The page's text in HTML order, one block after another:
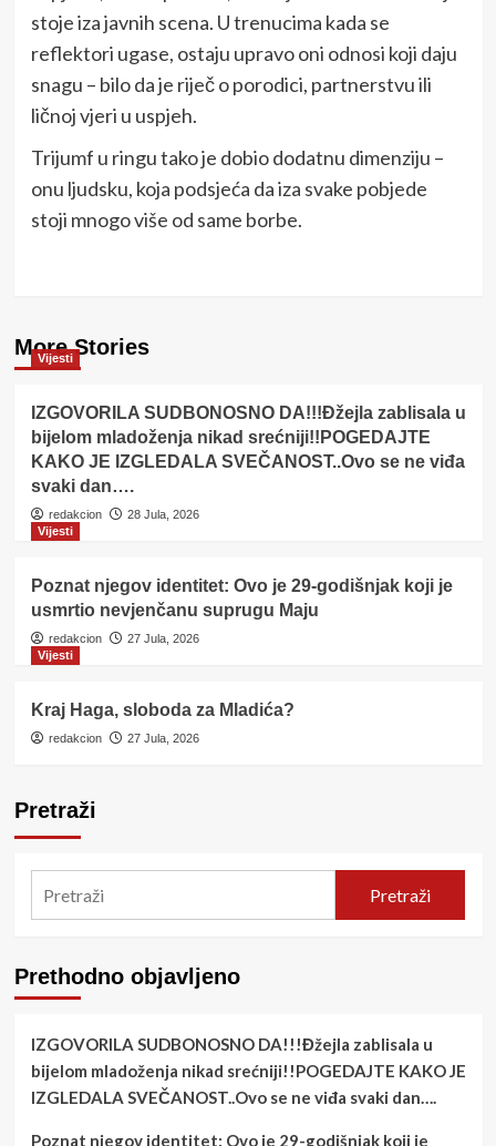
stoje iza javnih scena. U trenucima kada se
reflektori ugase, ostaju upravo oni odnosi koji daju
snagu – bilo da je riječ o porodici, partnerstvu ili
ličnoj vjeri u uspjeh.
Trijumf u ringu tako je dobio dodatnu dimenziju –
onu ljudsku, koja podsjeća da iza svake pobjede
stoji mnogo više od same borbe.
More Stories
Vijesti
IZGOVORILA SUDBONOSNO DA!!!Đžejla zablisala u
bijelom mladoženja nikad srećniji!!POGEDAJTE
KAKO JE IZGLEDALA SVEČANOST..Ovo se ne viđa
svaki dan….
redakcion
28 Jula, 2026
Vijesti
Poznat njegov identitet: Ovo je 29-godišnjak koji je
usmrtio nevjenčanu suprugu Maju
redakcion
27 Jula, 2026
Vijesti
Kraj Haga, sloboda za Mladića?
redakcion 27 Jula, 2026
Pretraži
Pretraži
Prethodno objavljeno
IZGOVORILA SUDBONOSNO DA!!!Đžejla zablisala u
bijelom mladoženja nikad srećniji!!POGEDAJTE KAKO JE
IZGLEDALA SVEČANOST..Ovo se ne viđa svaki dan….
Poznat njegov identitet: Ovo je 29-godišnjak koji je